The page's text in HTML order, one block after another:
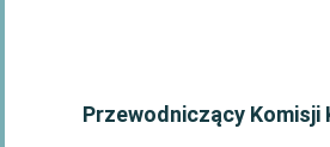
Przewodniczący Komisji